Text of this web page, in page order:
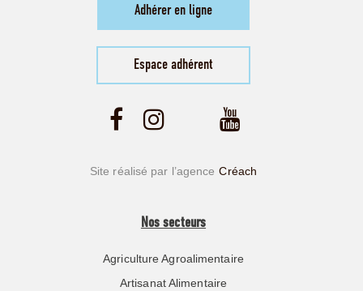
Adhérer en ligne
Espace adhérent
Site réalisé par l’agence Créach
Nos secteurs
Agriculture Agroalimentaire
Artisanat Alimentaire